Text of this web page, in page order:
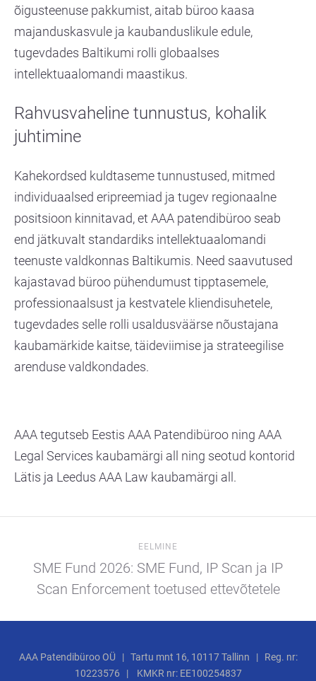
õigusteenuse pakkumist, aitab büroo kaasa
majanduskasvule ja kaubanduslikule edule,
tugevdades Baltikumi rolli globaalses
intellektuaalomandi maastikus.
Rahvusvaheline tunnustus, kohalik
juhtimine
Kahekordsed kuldtaseme tunnustused, mitmed
individuaalsed eripreemiad ja tugev regionaalne
positsioon kinnitavad, et AAA patendibüroo seab
end jätkuvalt standardiks intellektuaalomandi
teenuste valdkonnas Baltikumis. Need saavutused
kajastavad büroo pühendumust tipptasemele,
professionaalsust ja kestvatele kliendisuhetele,
tugevdades selle rolli usaldusväärse nõustajana
kaubamärkide kaitse, täideviimise ja strateegilise
arenduse valdkondades.
AAA tegutseb Eestis AAA Patendibüroo ning AAA
Legal Services kaubamärgi all ning seotud kontorid
Lätis ja Leedus AAA Law kaubamärgi all.
EELMINE
SME Fund 2026: SME Fund, IP Scan ja IP
Scan Enforcement toetused ettevõtetele
AAA Patendibüroo OÜ | Tartu mnt 16, 10117 Tallinn | Reg. nr:
10223576 | KMKR nr: EE100254837